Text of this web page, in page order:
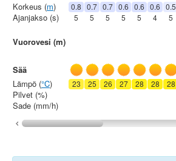
0.8 0.7 0.7 0.6 0.6 0.6 0.5
5
5 5 5 5 4 5
23 25 26 27 28 28 28
Korkeus (m)
Ajanjakso (s)
Vuorovesi (m)
Sää
Lämpö (°C)
Pilvet (%)
Sade (mm/h)